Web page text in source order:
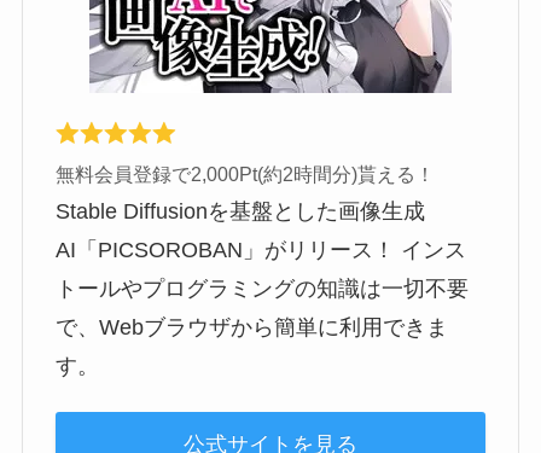
無料会員登録で2,000Pt(約2時間分)貰える！
Stable Diffusionを基盤とした画像生成
AI「PICSOROBAN」がリリース！ インス
トールやプログラミングの知識は一切不要
で、Webブラウザから簡単に利用できま
す。
公式サイトを見る